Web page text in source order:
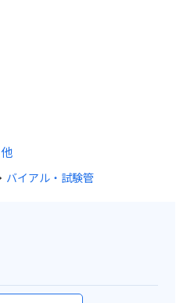
他
バイアル・試験管